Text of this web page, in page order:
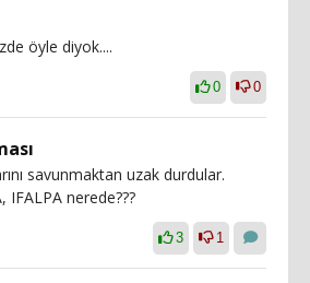
öyle diyok....
0 0
savunmaktan uzak durdular.
IFALPA nerede???
3 1